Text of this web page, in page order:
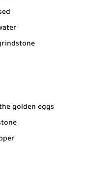
golden eggs